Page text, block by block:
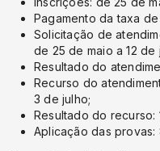
Pagamento da taxa
Solicitação de
de 25 de maio a 12 de
Resultado do
Recurso do
3 de julho;
Resultado do recurso:
Aplicação das provas: